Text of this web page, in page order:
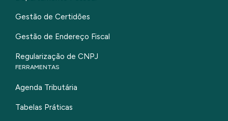
Gestão de Certidões
Gestão de Endereço Fiscal
Regularização de CNPJ
FERRAMENTAS
Agenda Tributária
Tabelas Práticas